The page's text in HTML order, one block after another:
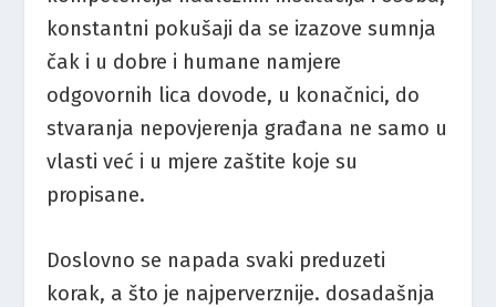
konstantni pokušaji da se izazove sumnja
čak i u dobre i humane namjere
odgovornih lica dovode, u konačnici, do
stvaranja nepovjerenja građana ne samo u
vlasti već i u mjere zaštite koje su
propisane.
Doslovno se napada svaki preduzeti
korak, a što je najperverznije. dosadašnja